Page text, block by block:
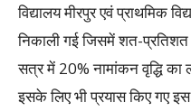
विद्यालय मीरपुर एवं प्राथमिक
निकाली गई जिसमें शत-प्रतिशत
सत्र में 20% नामांकन वृद्धि का
इसके लिए भी प्रयास किए गए